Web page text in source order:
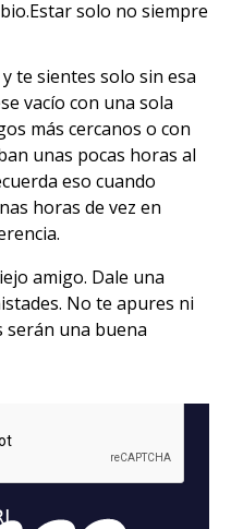
solo no siempre
te sientes solo sin esa
vacío con una sola
más cercanos o con
unas pocas horas al
eso cuando
horas de vez en
amigo. Dale una
No te apures ni
serán una buena